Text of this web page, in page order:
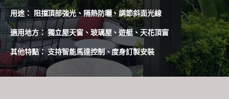
用途： 阻擋頂部強光、隔熱防曬、調節斜面光線
適用地方： 獨立屋天窗、玻璃屋、遊艇、天花頂窗
其他特點： 支持智能馬達控制、度身訂製安裝